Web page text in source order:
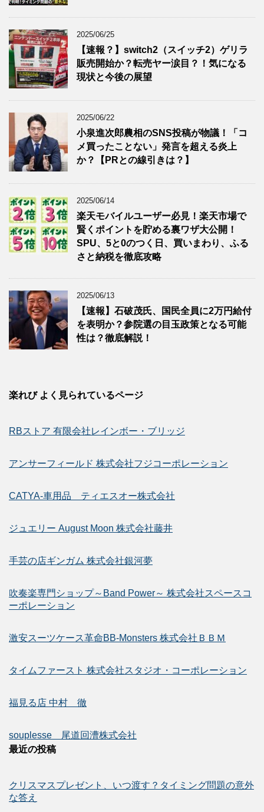
2025/06/25
【速報？】switch2（スイッチ2）ゲリラ
販売開始か？転売ヤー涙目？！気になる
現状と今後の展望
2025/06/22
小泉進次郎農相のSNS投稿が物議！「コ
メ買ったことない」発言を超える炎上
か？【PRとの線引きは？】
2025/06/14
楽天モバイルユーザー必見！楽天市場で
賢くポイントを貯める裏ワザ大公開！
SPU、5と0のつく日、買いまわり、ふる
さと納税を徹底攻略
2025/06/13
【速報】石破茂氏、国民全員に2万円給付
を表明か？参院選の目玉政策となる可能
性は？徹底解説！
楽れび よく見られているページ
RBストア 有限会社レインボー・ブリッジ
アンサーフィールド 株式会社フジコーポレーション
CATYA-車用品 ティエスオー株式会社
ジュエリー August Moon 株式会社藤井
手芸の店ギンガム 株式会社銀河夢
吹奏楽専門ショップ～Band Power～ 株式会社スペースコ
ーポレーション
激安スーツケース革命BB-Monsters 株式会社ＢＢＭ
タイムファースト 株式会社スタジオ・コーポレーション
福見る店 中村 徹
souplesse 尾道回漕株式会社
最近の投稿
クリスマスプレゼント、いつ渡す？タイミング問題の意外
な答え